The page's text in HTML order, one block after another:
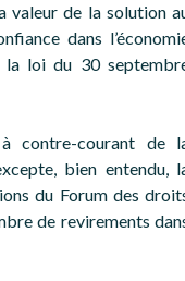
valeur de la solution
dans
la loi du 30
contre-courant de
bien entendu,
du Forum des
de revirements